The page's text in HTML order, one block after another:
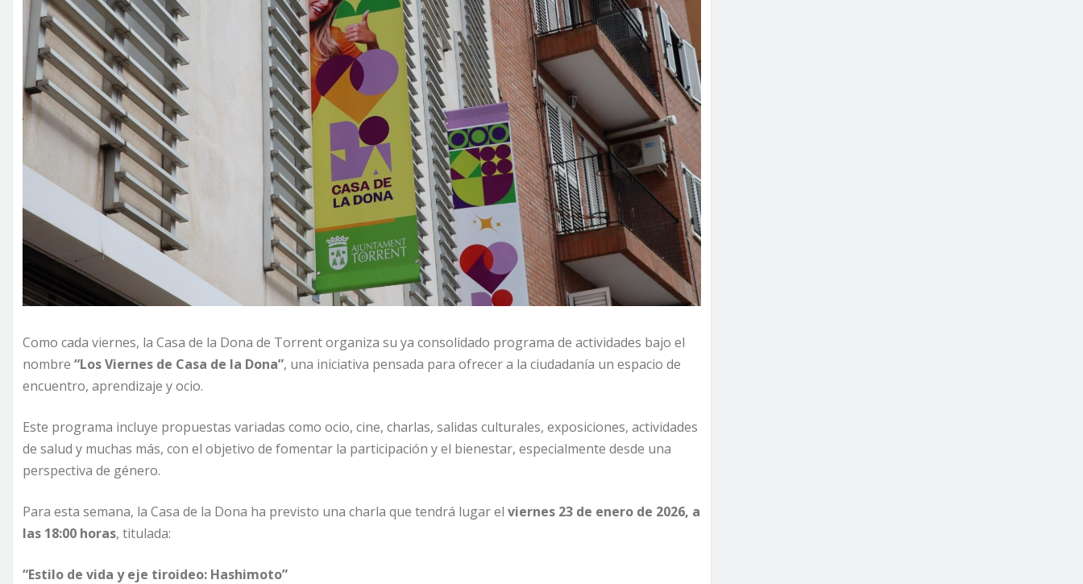
Como cada viernes, la Casa de la Dona de Torrent organiza su ya consolidado programa de actividades bajo el
nombre “Los Viernes de Casa de la Dona”, una iniciativa pensada para ofrecer a la ciudadanía un espacio de
encuentro, aprendizaje y ocio.
Este programa incluye propuestas variadas como ocio, cine, charlas, salidas culturales, exposiciones, actividades
de salud y muchas más, con el objetivo de fomentar la participación y el bienestar, especialmente desde una
perspectiva de género.
Para esta semana, la Casa de la Dona ha previsto una charla que tendrá lugar el viernes 23 de enero de 2026, a
las 18:00 horas, titulada:
“Estilo de vida y eje tiroideo: Hashimoto”